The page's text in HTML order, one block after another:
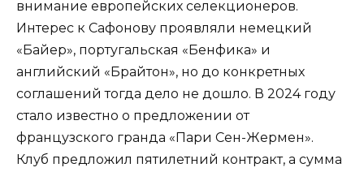
внимание европейских селекционеров.
Интерес к Сафонову проявляли немецкий
«Байер», португальская «Бенфика» и
английский «Брайтон», но до конкретных
соглашений тогда дело не дошло. В 2024 году
стало известно о предложении от
французского гранда «Пари Сен-Жермен».
Клуб предложил пятилетний контракт, а сумма